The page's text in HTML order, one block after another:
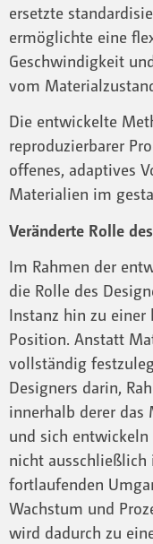
ersetzte
ermöglichte eine
Geschwindigkeit
vom
Die entwickelte
reproduzierbarer
offenes, adaptives
Materialien im
Veränderte Rolle
Im Rahmen der
die Rolle des
Instanz hin zu einer
Position. Anstatt
vollständig
Designers darin,
innerhalb derer das
und sich entwickeln
nicht
fortlaufenden
Wachstum und
wird dadurch zu